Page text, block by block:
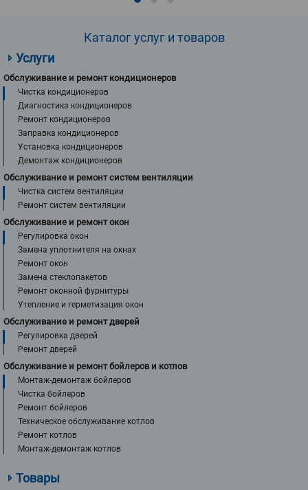
Каталог услуг и товаров
Услуги
Обслуживание и ремонт кондиционеров
Чистка кондиционеров
Диагностика кондиционеров
Ремонт кондиционеров
Заправка кондиционеров
Установка кондиционеров
Демонтаж кондиционеров
Обслуживание и ремонт систем вентиляции
Чистка систем вентиляции
Ремонт систем вентиляции
Обслуживание и ремонт окон
Регулировка окон
Замена уплотнителя на окнах
Ремонт окон
Замена стеклопакетов
Ремонт оконной фурнитуры
Утепление и герметизация окон
Обслуживание и ремонт дверей
Регулировка дверей
Ремонт дверей
Обслуживание и ремонт бойлеров и котлов
Монтаж-демонтаж бойлеров
Чистка бойлеров
Ремонт бойлеров
Техническое обслуживание котлов
Ремонт котлов
Монтаж-демонтаж котлов
Товары